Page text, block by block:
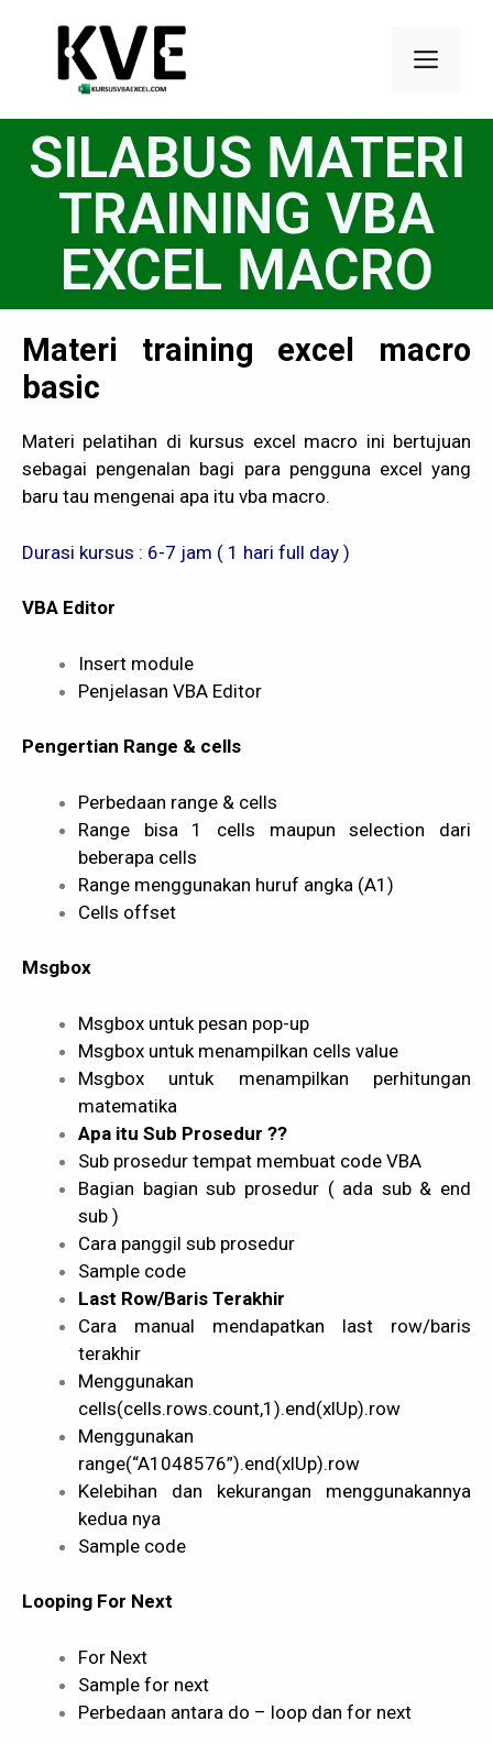
SILABUS MATERI
TRAINING VBA
EXCEL MACRO
Materi training excel macro
basic
Materi pelatihan di kursus excel macro ini bertujuan
sebagai pengenalan bagi para pengguna excel yang
baru tau mengenai apa itu vba macro.
Durasi kursus : 6-7 jam ( 1 hari full day )
VBA Editor
Insert module
Penjelasan VBA Editor
Pengertian Range & cells
Perbedaan range & cells
Range bisa 1 cells maupun selection dari
beberapa cells
Range menggunakan huruf angka (A1)
Cells offset
Msgbox
Msgbox untuk pesan pop-up
Msgbox untuk menampilkan cells value
Msgbox untuk menampilkan perhitungan
matematika
Apa itu Sub Prosedur ??
Sub prosedur tempat membuat code VBA
Bagian bagian sub prosedur ( ada sub & end
sub )
Cara panggil sub prosedur
Sample code
Last Row/Baris Terakhir
Cara manual mendapatkan last row/baris
terakhir
Menggunakan
cells(cells.rows.count,1).end(xlUp).row
Menggunakan
range(“A1048576”).end(xlUp).row
Kelebihan dan kekurangan menggunakannya
kedua nya
Sample code
Looping For Next
For Next
Sample for next
Perbedaan antara do – loop dan for next